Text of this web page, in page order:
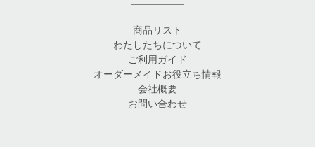
商品リスト
わたしたちについて
ご利用ガイド
オーダーメイドお役立ち情報
会社概要
お問い合わせ